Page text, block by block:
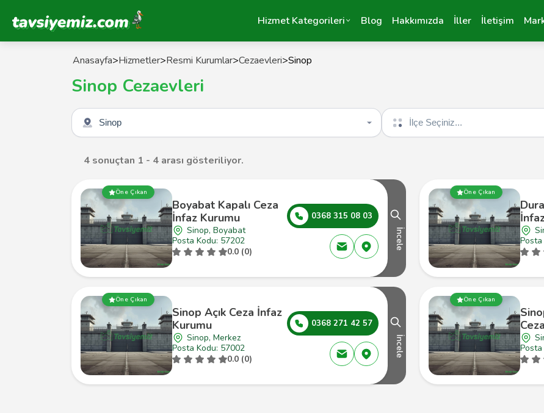
Tavsiyemiz Anasayfa Hizmet Kategorileri Blog Hakkımızda İller İletişim
Anasayfa>Hizmetler>Resmi Kurumlar>Cezaevleri>Sinop
Sinop Cezaevleri
Şehir seçin İlçe seçin
4 sonuçtan 1 - 4 arası gösteriliyor.
Öne Çıkan
Boyabat Kapalı Ceza
İnfaz Kurumu
Sinop, Boyabat
Posta Kodu: 57202
0.0 (0)
0368 315 08 03
İncele
Öne Çıkan
Öne Çıkan
Sinop Açık Ceza İnfaz
Kurumu
Sinop, Merkez
Posta Kodu: 57002
0.0 (0)
0368 271 42 57
İncele
Öne Çıkan